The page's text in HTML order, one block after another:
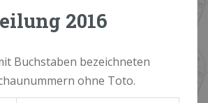
2016
Buchstaben bezeichneten
ohne Toto.